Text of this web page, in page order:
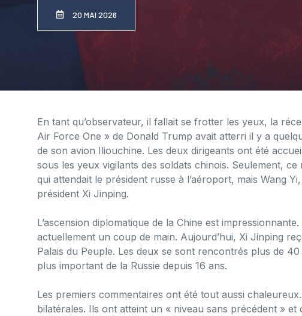
20 MAI 2026
En tant qu’observateur, il fallait se frotter les yeux, la
Air Force One » de Donald Trump avait atterri il y a
de son avion Iliouchine. Les deux dirigeants ont été
sous les yeux vigilants des soldats chinois. Seulement,
qui attendait le président russe à l’aéroport, mais Wang
président Xi Jinping.
L’ascension diplomatique de la Chine est
actuellement un coup de main. Aujourd’hui, Xi Jinping
Palais du Peuple. Les deux se sont rencontrés plus de
plus important de la Russie depuis 16 ans.
Les premiers commentaires ont été tout aussi
bilatérales. Ils ont atteint un « niveau sans précédent »